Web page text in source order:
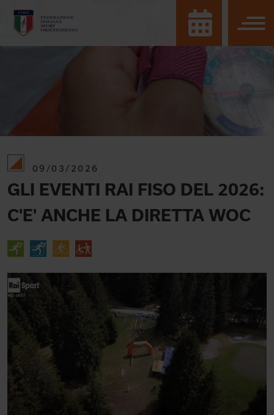
09/03/2026
GLI EVENTI RAI FISO DEL 2026:
C'E' ANCHE LA DIRETTA WOC